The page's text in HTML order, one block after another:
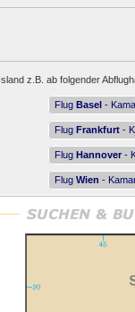
z.B. ab folgender
Flug Basel -
Flug Frankfurt -
Flug Hannover -
Flug Wien -